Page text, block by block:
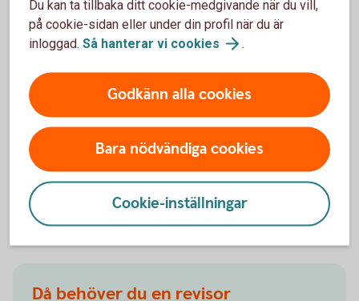
e-faktura
fakturor. Distributionen sker snabbt och säkert,
utifrån ditt företags behov.
e-
Andra läser också
Då behöver du en revisor
Du kan ta tillbaka ditt cookie-medgivande när du vill,
på cookie-sidan eller under din profil när du är
inloggad. Så hanterar vi cookies .
Godkänn alla cookies
Bara nödvändiga cookies
Cookie-inställningar